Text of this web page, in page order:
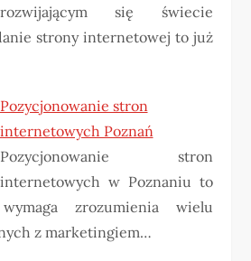
rozwijającym się świecie
strony internetowej to już
Pozycjonowanie stron
internetowych Poznań
Pozycjonowanie stron
internetowych w Poznaniu to
zrozumienia wielu
z marketingiem…